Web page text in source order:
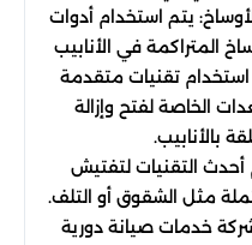
يتم استخدام أدوات
المتراكمة في الأنابيب
استخدام تقنيات متقدمة
الخاصة لفتح وإزالة
بالأنابيب.
التقنيات لتفتيش
مثل الشقوق أو التلف.
خدمات صيانة دورية